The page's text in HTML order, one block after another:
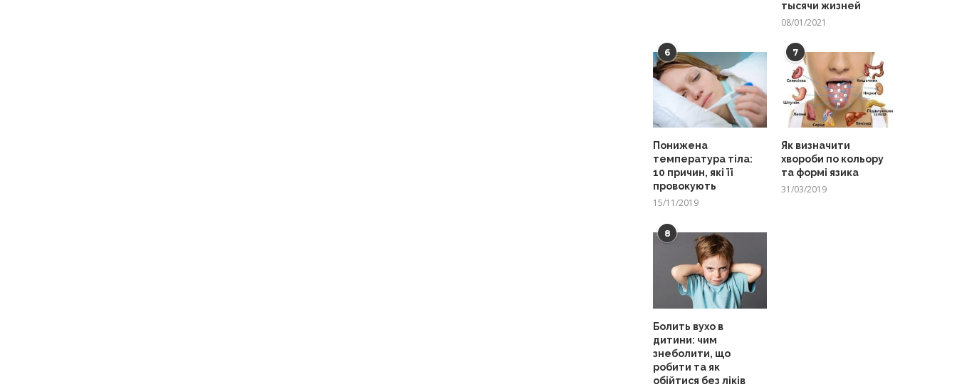
тысячи жизней
08/01/2021
6
Понижена
температура тіла:
10 причин, які її
провокують
15/11/2019
7
Як визначити
хвороби по кольору
та формі язика
31/03/2019
8
Болить вухо в
дитини: чим
знеболити, що
робити та як
обійтися без ліків